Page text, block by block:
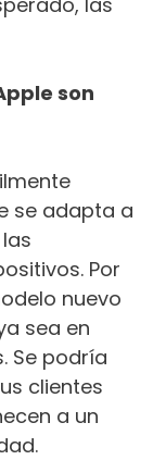
son
se adapta a
Por
nuevo
sea en
Se podría
clientes
a un